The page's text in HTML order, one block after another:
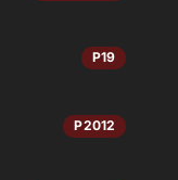
P19
P2012